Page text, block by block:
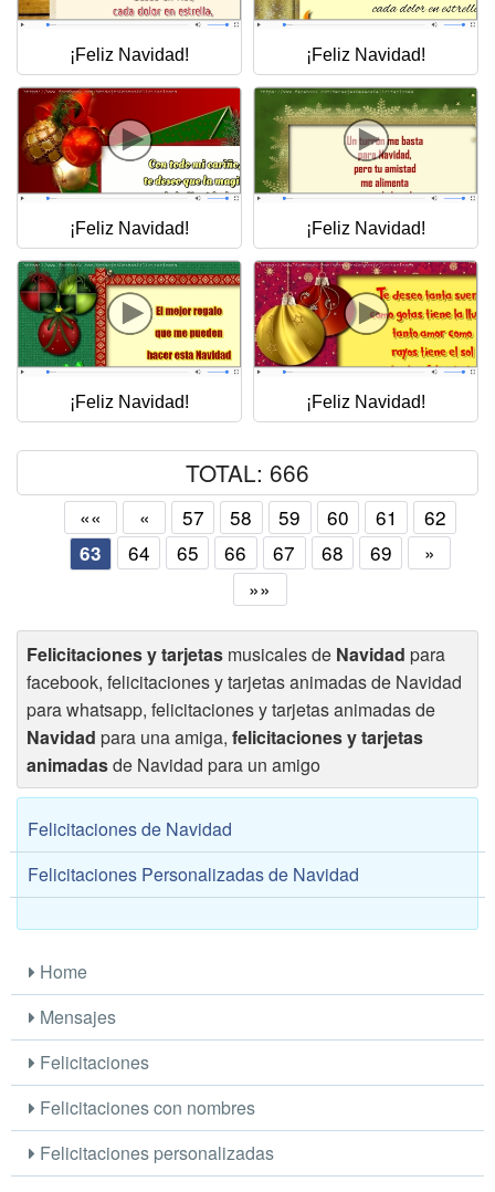
¡Feliz Navidad! ¡Feliz Navidad!
¡Feliz Navidad! ¡Feliz Navidad!
¡Feliz Navidad! ¡Feliz Navidad!
TOTAL: 666
«« « 57 58 59 60 61 62
63 64 65 66 67 68 69
»
»»
Felicitaciones y tarjetas musicales de Navidad para
facebook, felicitaciones y tarjetas animadas de Navidad
para whatsapp, felicitaciones y tarjetas animadas de
Navidad para una amiga, felicitaciones y tarjetas
animadasde Navidad para un amigo
Felicitaciones de Navidad
Felicitaciones Personalizadas de Navidad
Home
Mensajes
Felicitaciones
Felicitaciones con nombres
Felicitaciones personalizadas